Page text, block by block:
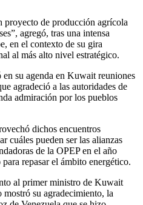
proyecto de producción agrícola
agregó, tras una intensa
en el contexto de su gira
al más alto nivel estratégico.
su agenda en Kuwait reuniones
agradeció a las autoridades de
admiración por los pueblos
dichos encuentros
cuáles pueden ser las alianzas
de la OPEP en el año
repasar el ámbito energético.
al primer ministro de Kuwait
su agradecimiento, la